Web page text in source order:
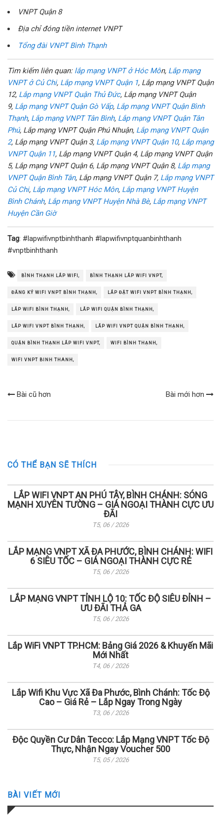
VNPT Quận 8
Địa chỉ đóng tiền internet VNPT
Tổng đài VNPT Bình Thạnh
Tìm kiếm liên quan: lắp mạng VNPT ở Hóc Môn, Lắp mạng
VNPT ở Củ Chi, Lắp mạng VNPT Quận 1, Lắp mạng VNPT Quận
12, Lắp mạng VNPT Quận Thủ Đức, Lắp mạng VNPT Quận
9, Lắp mạng VNPT Quận Gò Vấp, Lắp mạng VNPT Quận Bình
Thạnh, Lắp mạng VNPT Tân Bình, Lắp mạng VNPT Quận Tân
Phú, Lắp mạng VNPT Quận Phú Nhuận, Lắp mạng VNPT Quận
2, Lắp mạng VNPT Quận 3, Lắp mạng VNPT Quận 10, Lắp mạng
VNPT Quận 11, Lắp mạng VNPT Quận 4, Lắp mạng VNPT Quận
5, Lắp mạng VNPT Quận 6, Lắp mạng VNPT Quận 8, Lắp mạng
VNPT Quận Bình Tân, Lắp mạng VNPT Quận 7, Lắp mạng VNPT
Củ Chi, Lắp mạng VNPT Hóc Môn, Lắp mạng VNPT Huyện
Bình Chánh, Lắp mạng VNPT Huyện Nhà Bè, Lắp mạng VNPT
Huyện Cần Giờ
Tag: #lapwifivnptbinhthanh #lapwifivnptquanbinhthanh
#vnptbinhthanh
BÌNH THẠNH LẮP WIFI, BÌNH THẠNH LẮP WIFI VNPT,
ĐĂNG KÝ WIFI VNPT BÌNH THẠNH, LẮP ĐẶT WIFI VNPT BÌNH THẠNH,
LẮP WIFI BÌNH THẠNH, LẮP WIFI QUẬN BÌNH THẠNH,
LẮP WIFI VNPT BÌNH THẠNH, LẮP WIFI VNPT QUẬN BÌNH THẠNH,
QUẬN BÌNH THẠNH LẮP WIFI VNPT, WIFI BÌNH THẠNH,
WIFI VNPT BINH THANH,
Bài cũ hơn Bài mới hơn
CÓ THỂ BẠN SẼ THÍCH
LẮP WIFI VNPT AN PHÚ TÂY, BÌNH CHÁNH: SÓNG
MẠNH XUYÊN TƯỜNG – GIÁ NGOẠI THÀNH CỰC ƯU
ĐÃI
T5, 06 / 2026
LẮP MẠNG VNPT XÃ ĐA PHƯỚC, BÌNH CHÁNH: WIFI
6 SIÊU TỐC – GIÁ NGOẠI THÀNH CỰC RẺ
T5, 06 / 2026
LẮP MẠNG VNPT TỈNH LỘ 10: TỐC ĐỘ SIÊU ĐỈNH –
ƯU ĐÃI THẢ GA
T5, 06 / 2026
Lắp WiFi VNPT TP.HCM: Bảng Giá 2026 & Khuyến Mãi
Mới Nhất
T4, 06 / 2026
Lắp Wifi Khu Vực Xã Đa Phước, Bình Chánh: Tốc Độ
Cao – Giá Rẻ – Lắp Ngay Trong Ngày
T3, 06 / 2026
Độc Quyền Cư Dân Tecco: Lắp Mạng VNPT Tốc Độ
Thực, Nhận Ngay Voucher 500
T5, 05 / 2026
BÀI VIẾT MỚI